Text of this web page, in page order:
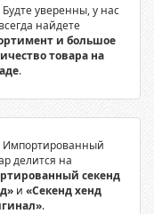
Будте уверенны, у нас
найдете
и большое
товара на
.
Импортированный
делится на
секенд
и «Секенд хенд
.